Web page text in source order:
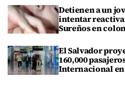
Detienen a un
intentar
Sureños en
El Salvador
160,000
Internacional